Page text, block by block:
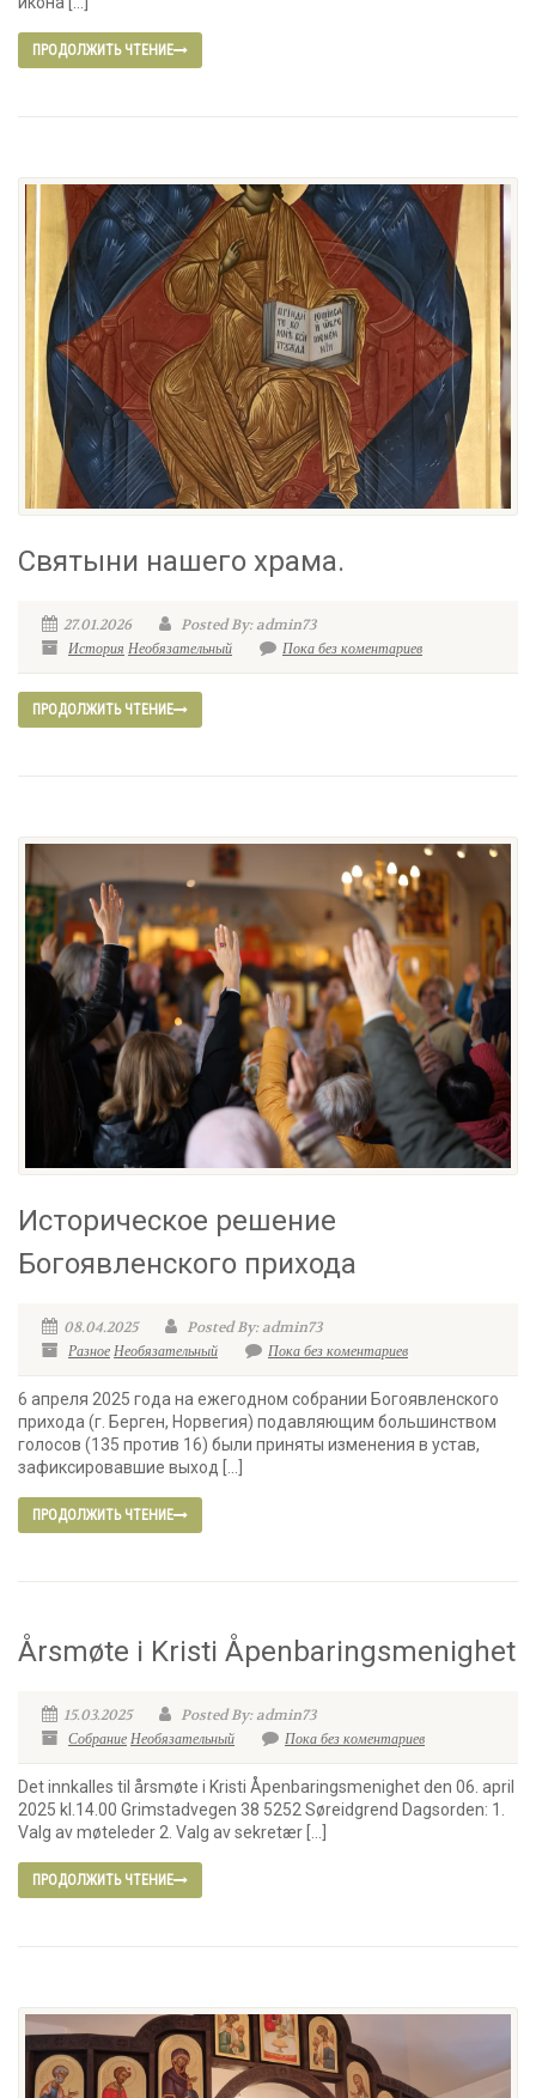
ПРОДОЛЖИТЬ ЧТЕНИЕ
Святыни нашего храма.
27.01.2026
Posted By: admin73
История Необязательный Пока без коментариев
ПРОДОЛЖИТЬ ЧТЕНИЕ
Историческое решение
Богоявленского прихода
08.04.2025
Posted By: admin73
РазноеНеобязательный Пока без коментариев
6 апреля 2025 года на ежегодном собрании Богоявленского
прихода (г. Берген, Норвегия) подавляющим большинством
голосов (135 против 16) были приняты изменения в устав,
зафиксировавшие выход […]
ПРОДОЛЖИТЬ ЧТЕНИЕ
Årsmøte i Kristi Åpenbaringsmenighet
15.03.2025
Posted By: admin73
СобраниеНеобязательный Пока без коментариев
Det innkalles til årsmøte i Kristi Åpenbaringsmenighet den 06. april
2025 kl.14.00 Grimstadvegen 38 5252 Søreidgrend Dagsorden: 1.
Valg av møteleder 2. Valg av sekretær […]
ПРОДОЛЖИТЬ ЧТЕНИЕ